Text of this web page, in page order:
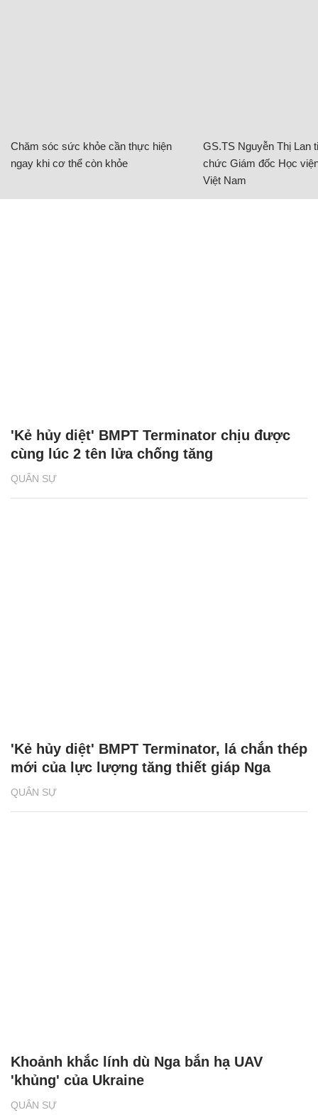
Chăm sóc sức khỏe cần thực hiện
ngay khi cơ thể còn khỏe
GS.TS Nguyễn Thị Lan
chức Giám đốc Học
Việt Nam
QUÂN SỰ
'Kẻ hủy diệt' BMPT Terminator chịu được
cùng lúc 2 tên lửa chống tăng
QUÂN SỰ
'Kẻ hủy diệt' BMPT Terminator, lá chắn thép
mới của lực lượng tăng thiết giáp Nga
QUÂN SỰ
Khoảnh khắc lính dù Nga bắn hạ UAV
'khủng' của Ukraine